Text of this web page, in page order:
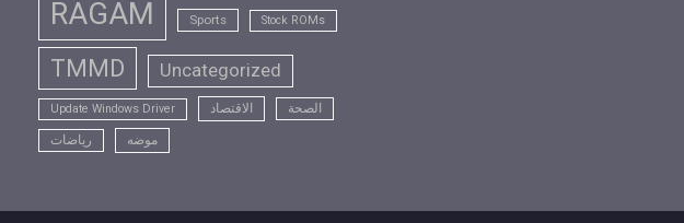
RAGAM Sports Stock ROMs
TMMD Uncategorized
Update Windows Driver الاقتصاد الصحة
رياضات موضه